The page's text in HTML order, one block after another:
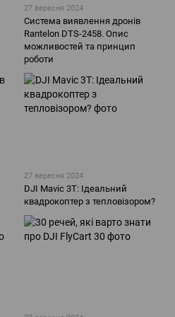
27 вересня 2024
Система виявлення дронів
Rantelon DTS-2458. Опис
можливостей та принцип
роботи
27 вересня 2024
DJI Mavic 3T: Ідеальний
квадрокоптер з тепловізором?